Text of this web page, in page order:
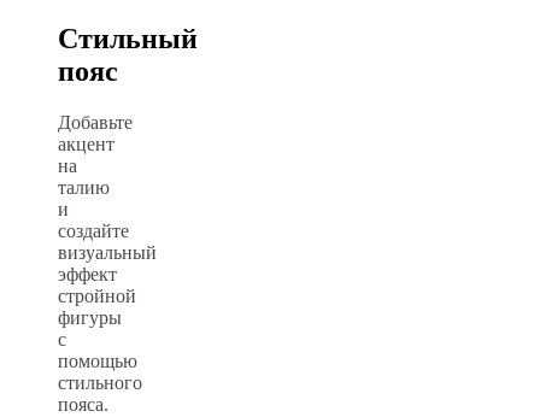
Стильный
пояс
Добавьте
акцент
на
талию
и
создайте
визуальный
эффект
стройной
фигуры
с
помощью
стильного
пояса.